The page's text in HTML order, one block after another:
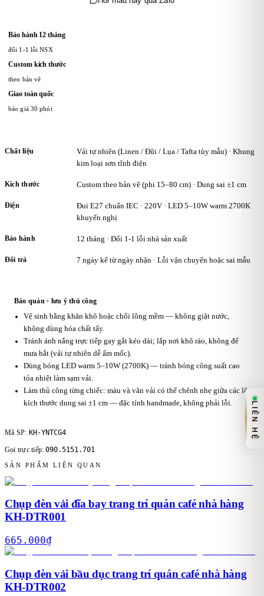
Bảo hành 12 tháng
đổi 1-1 lỗi NSX
Custom kích thước
theo bản vẽ
Giao toàn quốc
báo giá 30 phút
Chất liệu
Vải tự nhiên (Linen / Đũi / Lụa / Tafta tùy mẫu) · Khung
kim loại sơn tĩnh điện
Kích thước Custom theo bản vẽ (phi 15–80 cm) · Dung sai ±1 cm
Điện
Đui E27 chuẩn IEC · 220V · LED 5–10W warm 2700K
khuyến nghị
Bảo hành 12 tháng · Đổi 1-1 lỗi nhà sản xuất
Đổi trả 7 ngày kể từ ngày nhận · Lỗi vận chuyển hoặc sai mẫu
Bảo quản · lưu ý thủ công
Vệ sinh bằng khăn khô hoặc chổi lông mềm — không giặt nước,
không dùng hóa chất tẩy.
Tránh ánh nắng trực tiếp gay gắt kéo dài; lắp nơi khô ráo, không để
mưa hắt (vải tự nhiên dễ ẩm mốc).
Dùng bóng LED warm 5–10W (2700K) — tránh bóng công suất cao
tỏa nhiệt làm sạm vải.
Làm thủ công từng chiếc: màu và vân vải có thể chênh nhẹ giữa các lô,
kích thước dung sai ±1 cm — đặc tính handmade, không phải lỗi.
Mã SP: KH-YNTCG4
Gọi trực tiếp:090.5151.701
SẢN PHẨM LIÊN QUAN
Chụp đèn vải đĩa bay trang trí quán café nhà hàng
KH-DTR001
665.000₫
Chụp đèn vải bầu dục trang trí quán café nhà hàng
KH-DTR002
LIÊN HỆ